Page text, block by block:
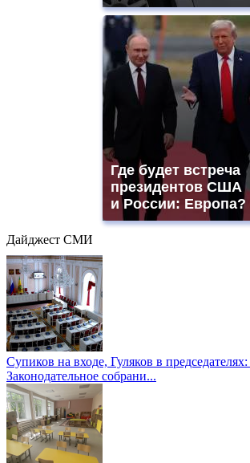
Где будет встреча
президентов США
и России: Европа?
Дайджест СМИ
Супиков на входе, Гуляков в председателях:
Законодательное собрани...